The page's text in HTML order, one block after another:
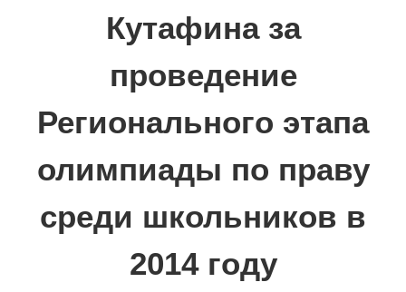
Кутафина за
проведение
Регионального этапа
олимпиады по праву
среди школьников в
2014 году